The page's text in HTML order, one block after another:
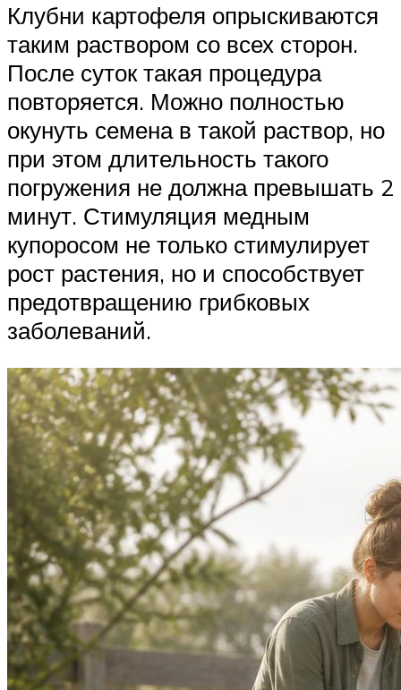
Клубни картофеля опрыскиваются
таким раствором со всех сторон.
После суток такая процедура
повторяется. Можно полностью
окунуть семена в такой раствор, но
при этом длительность такого
погружения не должна превышать 2
минут. Стимуляция медным
купоросом не только стимулирует
рост растения, но и способствует
предотвращению грибковых
заболеваний.